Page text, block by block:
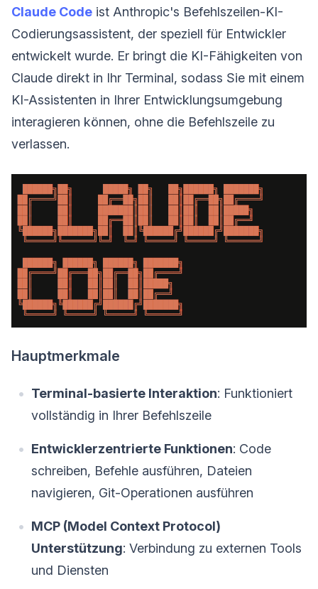
Claude Code ist Anthropic's Befehlszeilen-KI-
Codierungsassistent, der speziell für Entwickler
entwickelt wurde. Er bringt die KI-Fähigkeiten von
Claude direkt in Ihr Terminal, sodass Sie mit einem
KI-Assistenten in Ihrer Entwicklungsumgebung
interagieren können, ohne die Befehlszeile zu
verlassen.
Hauptmerkmale
Terminal-basierte Interaktion: Funktioniert
vollständig in Ihrer Befehlszeile
Entwicklerzentrierte Funktionen: Code
schreiben, Befehle ausführen, Dateien
navigieren, Git-Operationen ausführen
MCP (Model Context Protocol)
Unterstützung: Verbindung zu externen Tools
und Diensten